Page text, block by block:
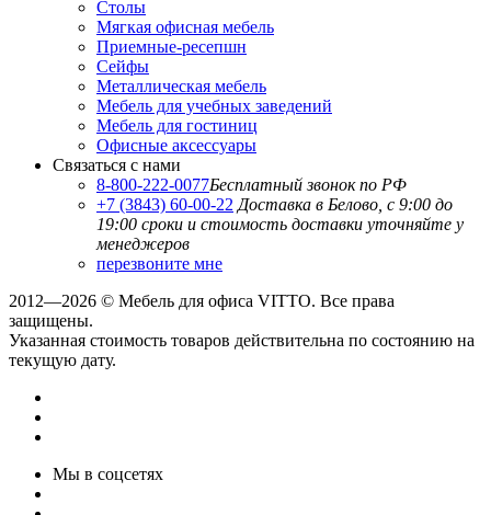
Столы
Мягкая офисная мебель
Приемные-ресепшн
Сейфы
Металлическая мебель
Мебель для учебных заведений
Мебель для гостиниц
Офисные аксессуары
Связаться с нами
8-800-222-0077Бесплатный звонок по РФ
+7 (3843) 60-00-22 Доставка в Белово, с 9:00 до
19:00 сроки и стоимость доставки уточняйте у
менеджеров
перезвоните мне
2012—2026 © Мебель для офиса VITTO. Все права
защищены.
Указанная стоимость товаров действительна по состоянию на
текущую дату.
Мы в соцсетях